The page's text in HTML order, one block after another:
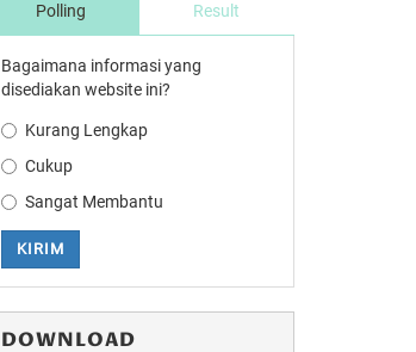
Polling Result
Bagaimana informasi yang
disediakan website ini?
Kurang Lengkap
Cukup
Sangat Membantu
KIRIM
DOWNLOAD